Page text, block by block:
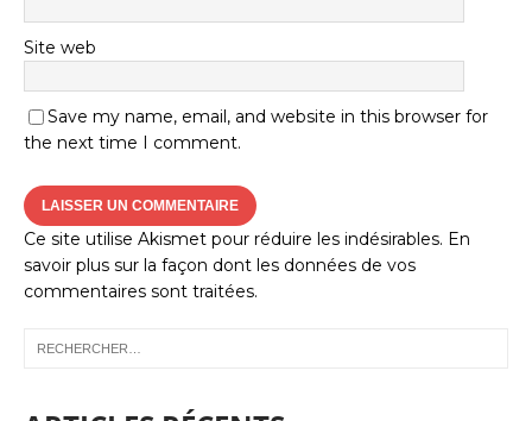
Site web
Save my name, email, and website in this browser for
the next time I comment.
Ce site utilise Akismet pour réduire les indésirables. En
savoir plus sur la façon dont les données de vos
commentaires sont traitées.